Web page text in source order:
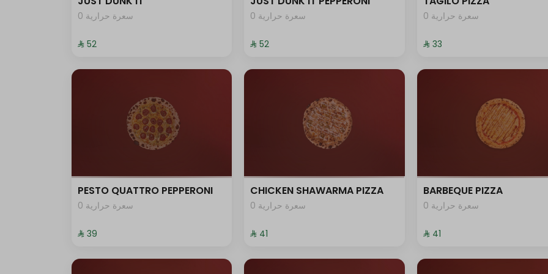
0 سعرة حرارية
⁨⁦‪‬ 52⁩
0 سعرة حرارية
⁨⁦‪‬ 52⁩
0 سعرة حرارية
⁨⁦‪‬ 33⁩
PESTO QUATTRO PEPPERONI
0 سعرة حرارية
⁨⁦‪‬ 39⁩
CHICKEN SHAWARMA PIZZA
0 سعرة حرارية
⁨⁦‪‬ 41⁩
BARBEQUE PIZZA
0 سعرة حرارية
⁨⁦‪‬ 41⁩